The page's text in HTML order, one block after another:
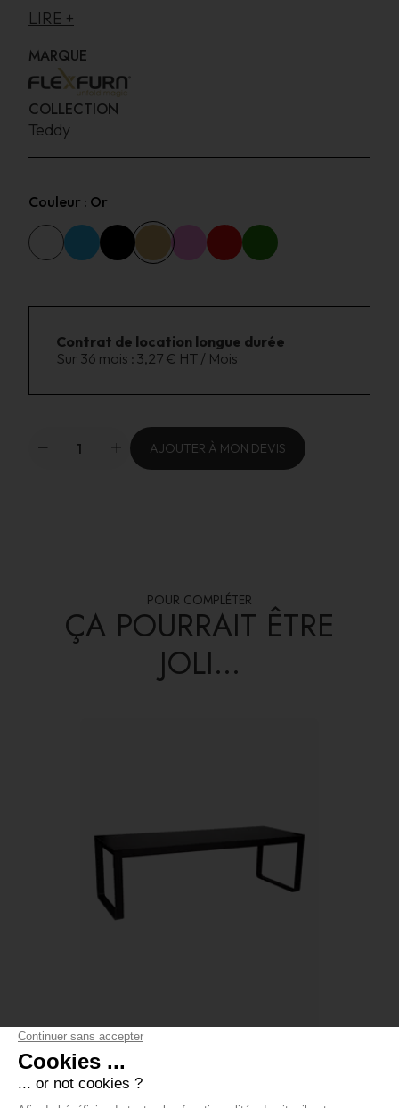
LIRE +
MARQUE
COLLECTION
Teddy
Couleur : Or
Contrat de location longue durée
Sur 36 mois : 3,27 € HT / Mois
AJOUTER À MON DEVIS
POUR COMPLÉTER
ÇA POURRAIT ÊTRE
JOLI...